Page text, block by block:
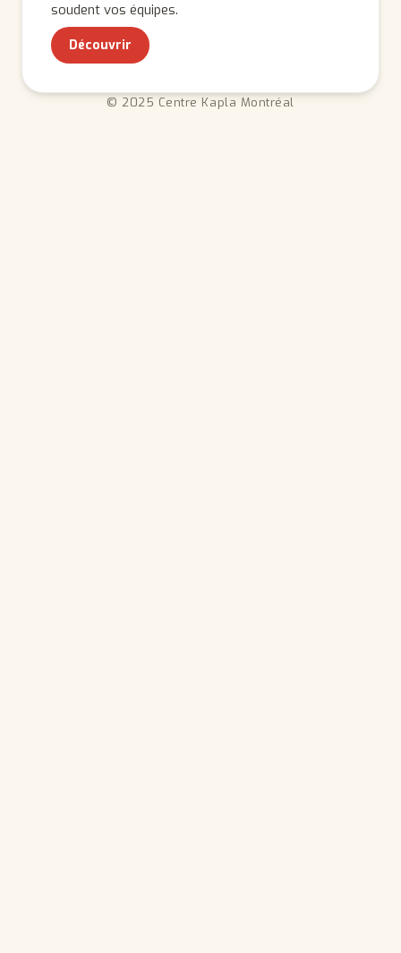
soudent vos équipes.
Découvrir
© 2025 Centre Kapla Montréal